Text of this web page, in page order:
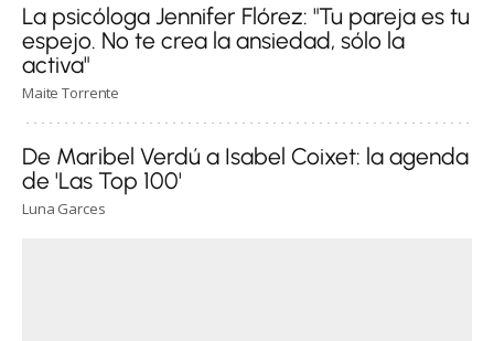
La psicóloga Jennifer Flórez: "Tu pareja es tu
espejo. No te crea la ansiedad, sólo la
activa"
Maite Torrente
De Maribel Verdú a Isabel Coixet: la agenda
de 'Las Top 100'
Luna Garces